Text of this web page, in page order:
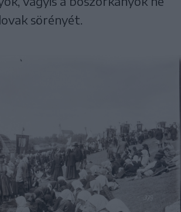
sörényét.